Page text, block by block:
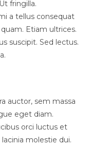
fringilla.
a tellus consequat
Etiam ultrices.
suscipit. Sed lectus.
auctor, sem massa
eget diam.
orci luctus et
molestie dui.